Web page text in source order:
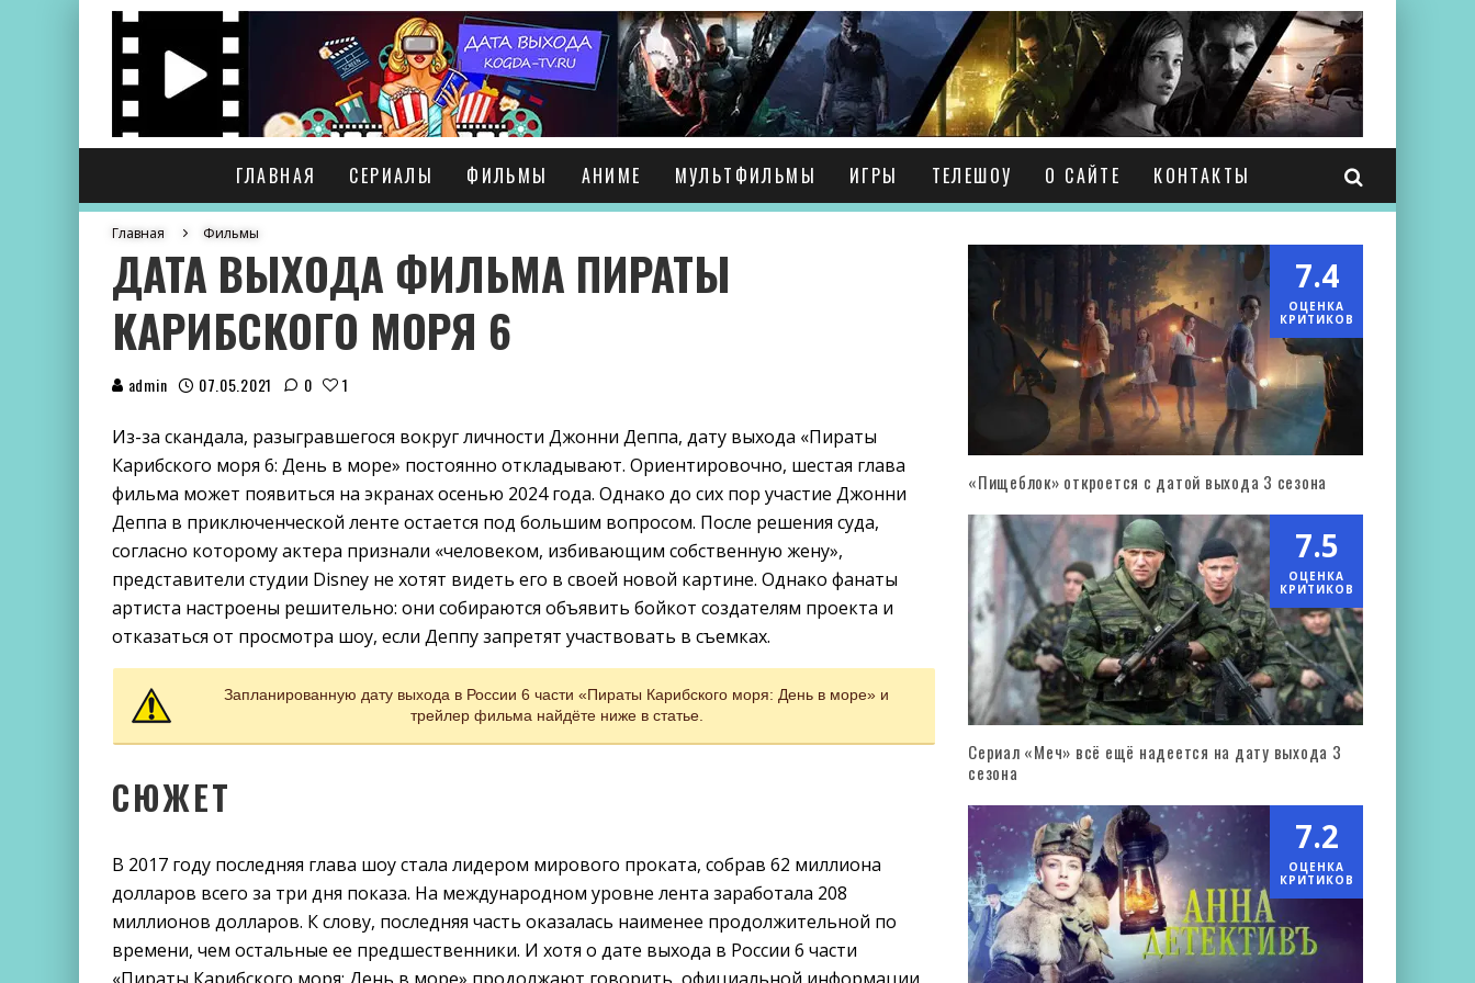
ГЛАВНАЯ СЕРИАЛЫ ФИЛЬМЫ АНИМЕ МУЛЬТФИЛЬМЫ ИГРЫ ТЕЛЕШОУ О САЙТЕ КОНТАКТЫ
Главная Фильмы
ДАТА ВЫХОДА ФИЛЬМА ПИРАТЫ
КАРИБСКОГО МОРЯ 6
admin 07.05.2021 0 1
Из-за скандала, разыгравшегося вокруг личности Джонни Деппа, дату выхода «Пираты
Карибского моря 6: День в море» постоянно откладывают. Ориентировочно, шестая глава
фильма может появиться на экранах осенью 2024 года. Однако до сих пор участие Джонни
Деппа в приключенческой ленте остается под большим вопросом. После решения суда,
согласно которому актера признали «человеком, избивающим собственную жену»,
представители студии Disney не хотят видеть его в своей новой картине. Однако фанаты
артиста настроены решительно: они собираются объявить бойкот создателям проекта и
отказаться от просмотра шоу, если Деппу запретят участвовать в съемках.
Запланированную дату выхода в России 6 части «Пираты Карибского моря: День в море» и
трейлер фильма найдёте ниже в статье.
СЮЖЕТ
В 2017 году последняя глава шоу стала лидером мирового проката, собрав 62 миллиона
долларов всего за три дня показа. На международном уровне лента заработала 208
миллионов долларов. К слову, последняя часть оказалась наименее продолжительной по
времени, чем остальные ее предшественники. И хотя о дате выхода в России 6 части
7.4
ОЦЕНКА
КРИТИКОВ
«Пищеблок» откроется с датой выхода 3 сезона
7.5
ОЦЕНКА
КРИТИКОВ
Сериал «Меч» всё ещё надеется на дату выхода 3
сезона
7.2
ОЦЕНКА
КРИТИКОВ